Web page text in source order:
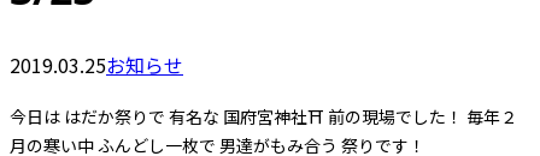
2019.03.25お知らせ
今日は はだか祭りで 有名な 国府宮神社⛩ 前の現場でした！ 毎年２
月の寒い中 ふんどし一枚で 男達がもみ合う 祭りです！